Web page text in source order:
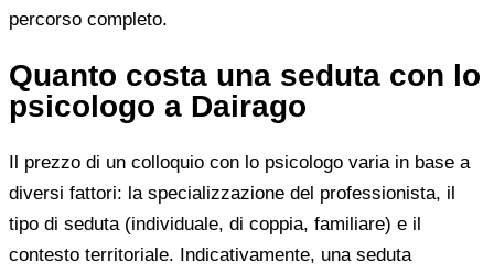
percorso completo.
Quanto costa una seduta con lo
psicologo a Dairago
Il prezzo di un colloquio con lo psicologo varia in base a
diversi fattori: la specializzazione del professionista, il
tipo di seduta (individuale, di coppia, familiare) e il
contesto territoriale. Indicativamente, una seduta